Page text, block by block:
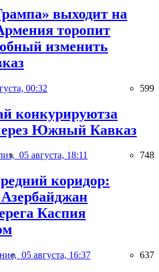
выходит на
торопит
изменить
00:32 599
конкурируютза
Южный Кавказ
05 августа, 18:11 748
коридор:
Каспия
05 августа, 16:37 637